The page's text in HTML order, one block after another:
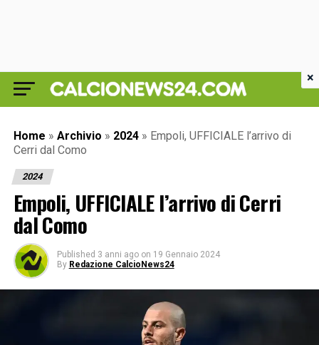
Home » Archivio » 2024 » Empoli, UFFICIALE l’arrivo di
Cerri dal Como
2024
Empoli, UFFICIALE l’arrivo di Cerri
dal Como
Published 3 anni ago on 19 Gennaio 2024
By Redazione CalcioNews24
×